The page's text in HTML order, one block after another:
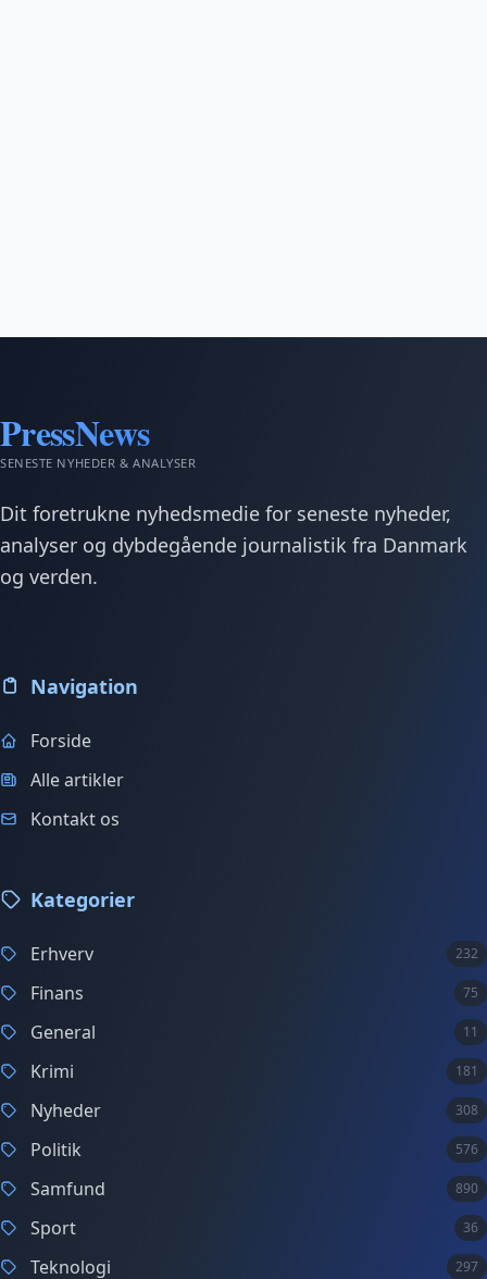
PressNews
SENESTE NYHEDER & ANALYSER
Dit foretrukne nyhedsmedie for seneste nyheder,
analyser og dybdegående journalistik fra Danmark
og verden.
Navigation
Forside
Alle artikler
Kontakt os
Kategorier
Erhverv 232
Finans 75
General 11
Krimi 181
Nyheder 308
Politik 576
Samfund 890
Sport 36
Teknologi 297